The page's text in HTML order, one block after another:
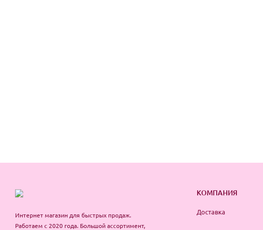
Интернет магазин для быстрых продаж.
Работаем с 2020 года. Большой ассортимент,
КОМПАНИЯ
Доставка